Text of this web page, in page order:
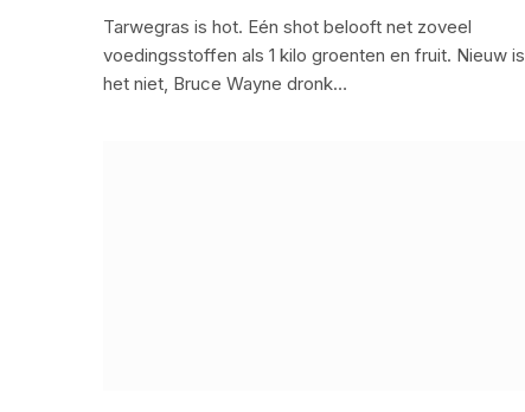
Tarwegras is hot. Eén shot belooft net zoveel
voedingsstoffen als 1 kilo groenten en fruit. Nieuw is
het niet, Bruce Wayne dronk…